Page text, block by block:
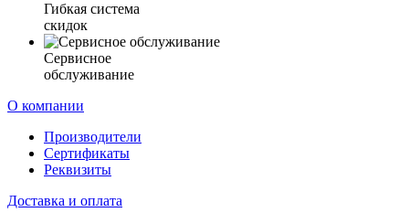
Гибкая система
скидок
Сервисное
обслуживание
О компании
Производители
Сертификаты
Реквизиты
Доставка и оплата